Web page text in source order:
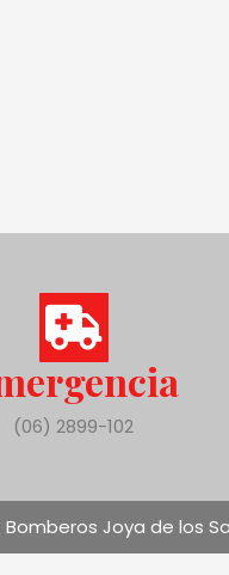
(06) 2899-102
Joya de los